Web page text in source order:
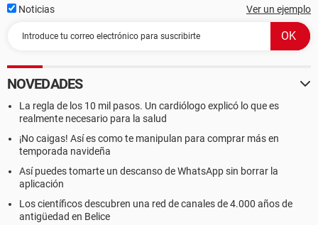
Noticias Ver un ejemplo
NOVEDADES
La regla de los 10 mil pasos. Un cardiólogo explicó lo que es
realmente necesario para la salud
¡No caigas! Así es como te manipulan para comprar más en
temporada navideña
Así puedes tomarte un descanso de WhatsApp sin borrar la
aplicación
Los científicos descubren una red de canales de 4.000 años de
antigüedad en Belice